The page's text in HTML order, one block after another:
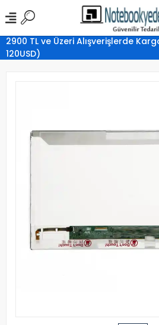
2900 TL ve Üzeri Alışverişlerde
120USD)